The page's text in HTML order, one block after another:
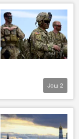
Још 2